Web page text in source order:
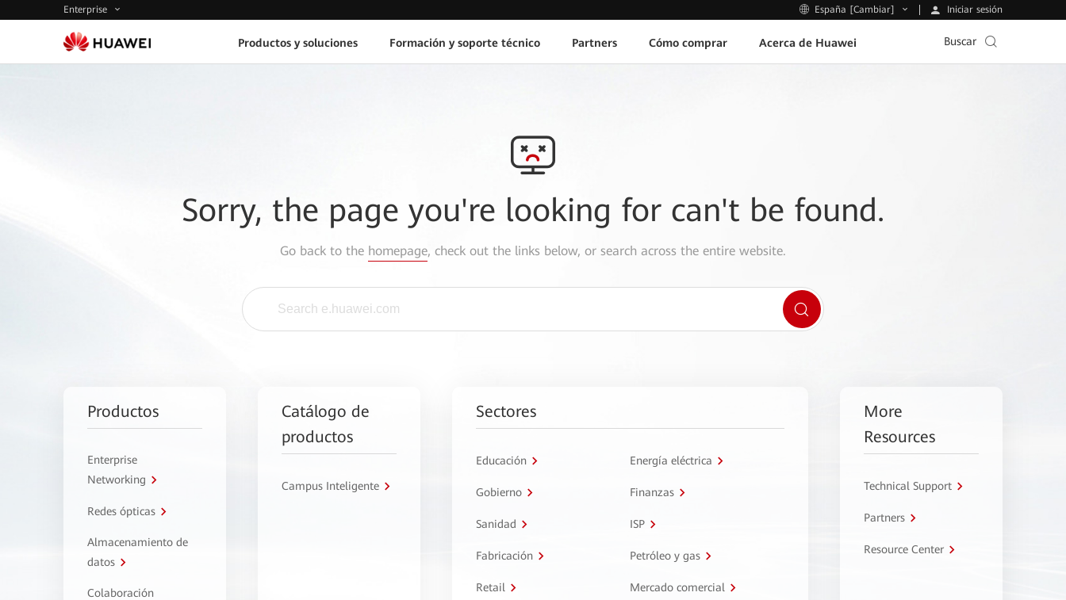
Enterprise España [Cambiar] Iniciar sesión
Productos y soluciones Formación y soporte técnico Partners Cómo comprar Acerca de Huawei Buscar
Sorry, the page you're looking for can't be found.
Go back to the homepage, check out the links below, or search across the entire website.
Productos
Enterprise
Networking
Redes ópticas
Almacenamiento de
datos
Colaboración
Catálogo de
productos
Campus Inteligente
Sectores
Educación Energía eléctrica
Gobierno Finanzas
Sanidad ISP
Fabricación Petróleo y gas
Retail Mercado comercial
More
Resources
Technical Support
Partners
Resource Center